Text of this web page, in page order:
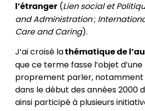
l’étranger (Lien social et
and Administration;
Care and Caring).
J’ai croisé lathématique de
que ce terme fasse l’objet
proprement parler,
dans le début des années 2000
ainsi participé à plusieurs